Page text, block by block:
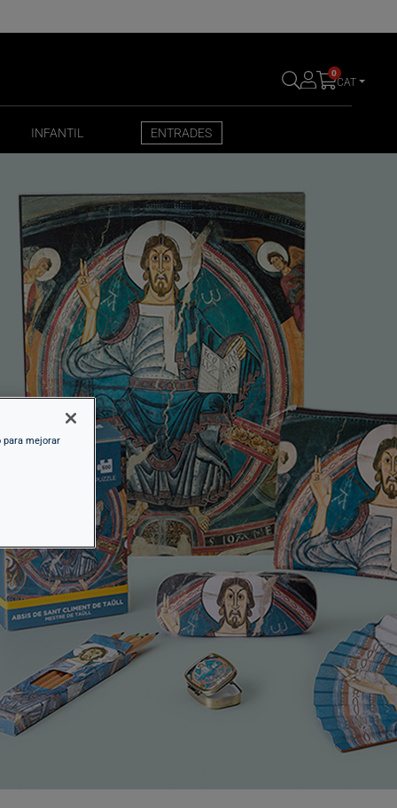
0
CAT
INFANTIL
INFANTIL
ENTRADES
ENTRADES
para mejorar